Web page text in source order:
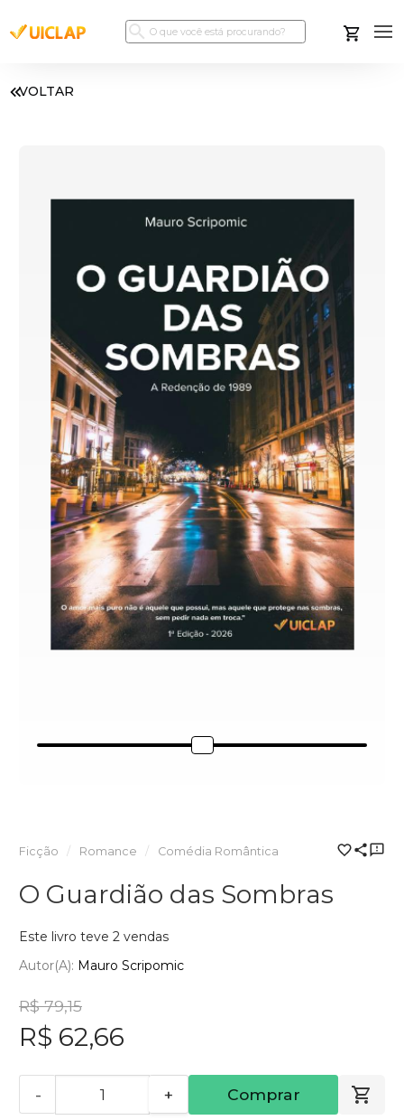
VOLTAR
Ficção Romance Comédia Romântica
O Guardião das Sombras
Este livro teve 2 vendas
Autor(a): Mauro Scripomic
R$ 79,15
R$ 62,66
- + Comprar